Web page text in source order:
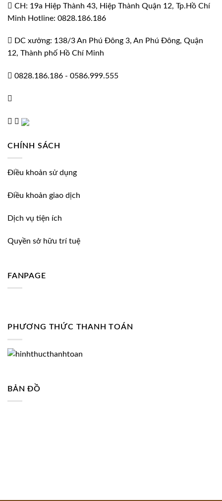
CH: 19a Hiệp Thành 43, Hiệp Thành Quận 12, Tp.Hồ Chí
Minh Hotline: 0828.186.186
DC xưởng: 138/3 An Phú Đông 3, An Phú Đông, Quận
12, Thành phố Hồ Chí Minh
0828.186.186 - 0586.999.555
CHÍNH SÁCH
Điều khoản sử dụng
Điều khoản giao dịch
Dịch vụ tiện ích
Quyền sở hữu trí tuệ
FANPAGE
PHƯƠNG THỨC THANH TOÁN
BẢN ĐỒ